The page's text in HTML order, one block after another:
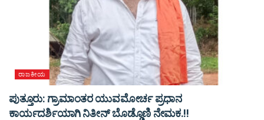
ರಾಜಕೀಯ
ಪುತ್ತೂರು: ಗ್ರಾಮಾಂತರ ಯುವಮೋರ್ಚ ಪ್ರಧಾನ
ಕಾರ್ಯದರ್ಶಿಯಾಗಿ ನಿತೀನ್ ಬೊಡ್ಡೊಣಿ ನೇಮಕ.!!